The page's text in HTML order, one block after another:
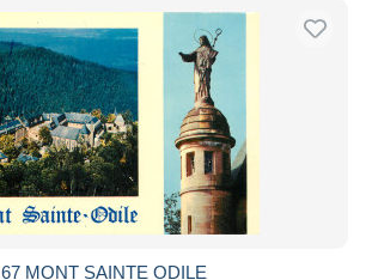
67 MONT SAINTE ODILE